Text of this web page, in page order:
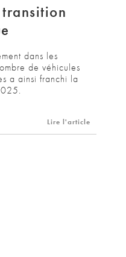
dans les
de véhicules
a ainsi franchi la
Lire l'article